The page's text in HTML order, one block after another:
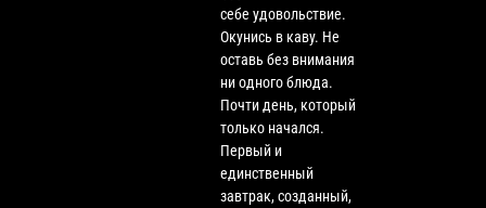
себе удовольствие.
Окунись в каву. Не
оставь без внимания
ни одного блюда.
Почти день, который
только начался.
Первый и
единственный
завтрак, созданный,